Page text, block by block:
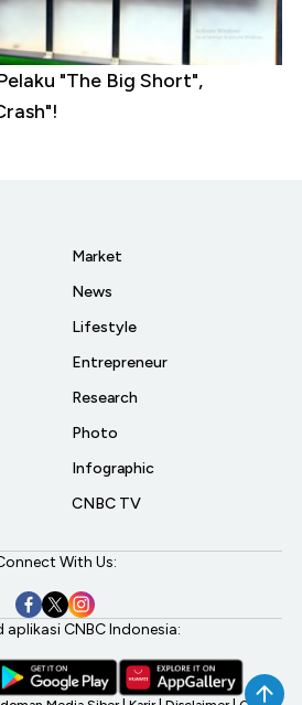
"The Big Short",
Market
News
Lifestyle
Entrepreneur
Research
Photo
Infographic
CNBC TV
With Us:
CNBC Indonesia: